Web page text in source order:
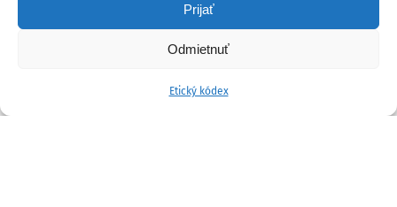
Prijať
Odmietnuť
Etický kódex